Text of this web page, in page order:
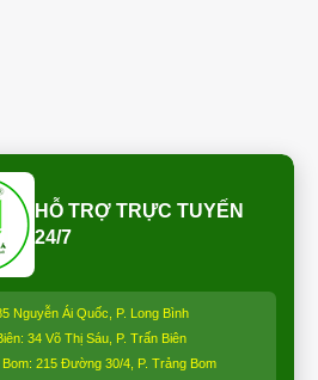
nhánh Trảng Bom
Điện Máy Xanh –
– ĐT:0913 850 997
HỖ TRỢ TRỰC TUYẾN
24/7
Nguyễn Ái Quốc, P. Long Bình
34 Võ Thị Sáu, P. Trấn Biên
215 Đường 30/4, P. Trảng Bom